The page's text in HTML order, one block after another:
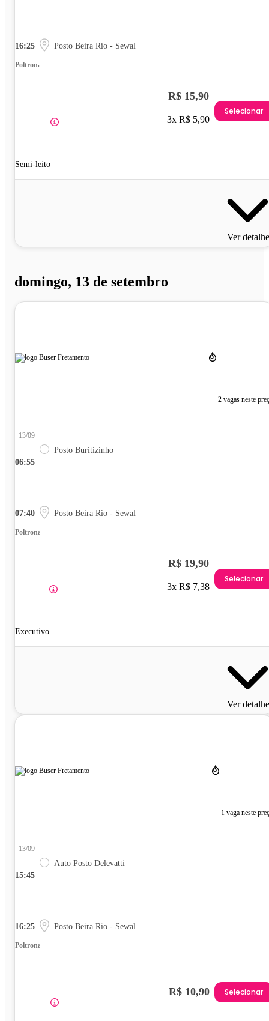
16:25 Posto Beira Rio - Sewal
Poltrona
Semi-leito
R$ 15,90
3x R$ 5,90
Selecionar
Ver
domingo, 13 de setembro
2 vagas neste
06:55
13/09
Posto Buritizinho
07:40 Posto Beira Rio - Sewal
Poltrona
Executivo
R$ 19,90
3x R$ 7,38
Selecionar
Ver
1 vaga neste
15:45
13/09
Auto Posto Delevatti
16:25 Posto Beira Rio - Sewal
Poltrona
R$ 10,90 Selecionar